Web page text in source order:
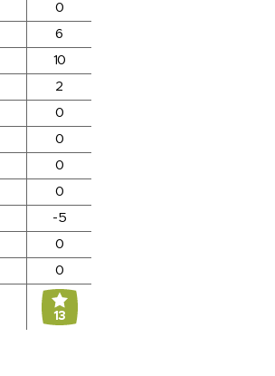
0
6
10
2
0
0
0
0
-5
0
0
13